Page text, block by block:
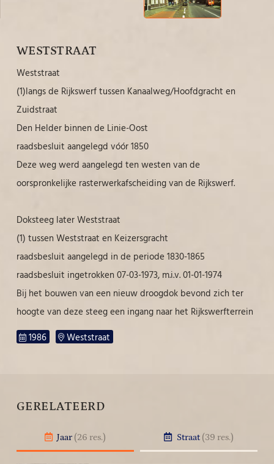
WESTSTRAAT
Weststraat
(1)langs de Rijkswerf tussen Kanaalweg/Hoofdgracht en
Zuidstraat
Den Helder binnen de Linie-Oost
raadsbesluit aangelegd vóór 1850
Deze weg werd aangelegd ten westen van de
oorspronkelijke rasterwerkafscheiding van de Rijkswerf.
Doksteeg later Weststraat
(1) tussen Weststraat en Keizersgracht
raadsbesluit aangelegd in de periode 1830-1865
raadsbesluit ingetrokken 07-03-1973, m.i.v. 01-01-1974
Bij het bouwen van een nieuw droogdok bevond zich ter
hoogte van deze steeg een ingang naar het Rijkswerfterrein
1986
Weststraat
GERELATEERD
Jaar (26 res.) Straat (39 res.)